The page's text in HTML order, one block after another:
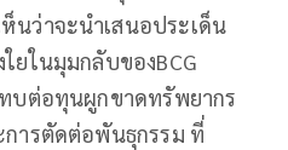
น​ว่าจะนำเสนอประเด็น​
ยในมุมกลับของ​BCG
บต่อทุนผูกขาดทรัพยากร​
ารตัดต่อพันธุกรรม​ ที่